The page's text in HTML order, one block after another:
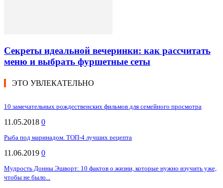
Секреты идеальной вечеринки: как рассчитать
меню и выбрать фуршетные сеты
ЭТО УВЛЕКАТЕЛЬНО
10 замечательных рождественских фильмов для семейного просмотра
11.05.2018 0
Рыба под маринадом. ТОП-4 лучших рецепта
11.06.2019 0
Мудрость Донны Эшворт: 10 фактов о жизни, которые нужно изучить уже,
чтобы не было...